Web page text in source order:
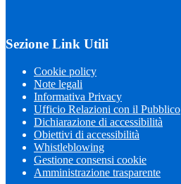
Sezione Link Utili
Cookie policy
Note legali
Informativa Privacy
Ufficio Relazioni con il Pubblico
Dichiarazione di accessibilità
Obiettivi di accessibilità
Whistleblowing
Gestione consensi cookie
Amministrazione trasparente